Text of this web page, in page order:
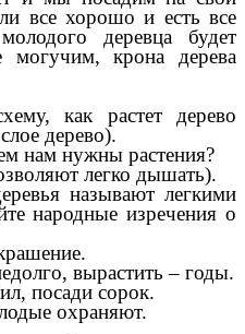
все хорошо и есть все
деревца будет
могучим, крона дерева
как растет дерево
дерево).
нам нужны растения?
легко дышать).
называют легкими
народные изречения о
вырастить – годы.
посади сорок.
охраняют.